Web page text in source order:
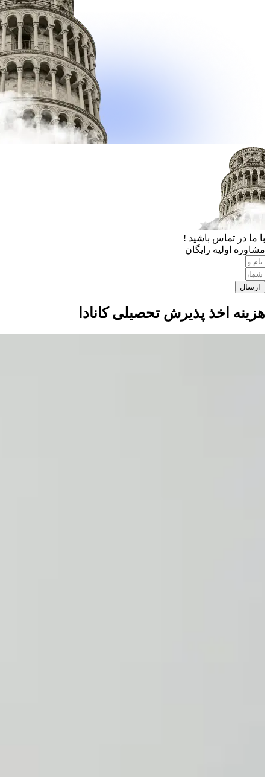
با ما در تماس باشید !
مشاوره اولیه رایگان
ارسال
هزینه اخذ پذیرش تحصیلی کانادا